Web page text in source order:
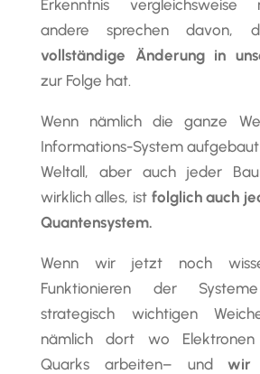
Erkenntnis
andere sprechen
vollständige Änderung in
zur Folge hat.
Wenn nämlich die ganze
Informations-System
Weltall, aber auch jeder
wirklich alles, ist folglich auch
Quantensystem.
Wenn wir jetzt noch
Funktionieren der
strategisch wichtigen
nämlich dort wo
Quarks arbeiten– undwir